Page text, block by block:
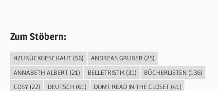
Zum Stöbern:
#ZURÜCKGESCHAUT(56) ANDREAS GRUBER(25)
ANNABETH ALBERT(21) BELLETRISTIK(31) BÜCHERLISTEN (136)
COSY(22) DEUTSCH (61) DON'T READ IN THE CLOSET(41)